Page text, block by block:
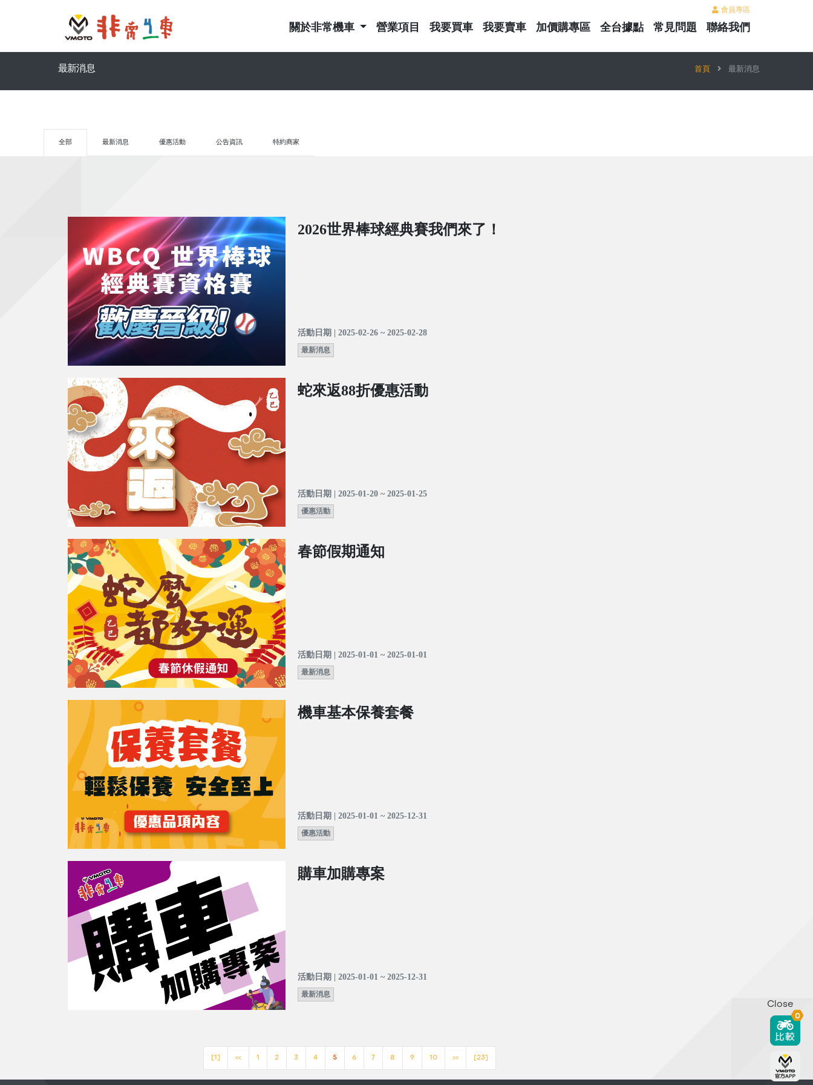
會員專區
關於非常機車 營業項目 我要買車 我要賣車 加價購專區 全台據點 常見問題 聯絡我們
最新消息 首頁 最新消息
全部 最新消息 優惠活動 公告資訊 特約商家
2026世界棒球經典賽我們來了！
活動日期 | 2025-02-26 ~ 2025-02-28
最新消息
蛇來返88折優惠活動
活動日期 | 2025-01-20 ~ 2025-01-25
優惠活動
春節假期通知
活動日期 | 2025-01-01 ~ 2025-01-01
最新消息
機車基本保養套餐
活動日期 | 2025-01-01 ~ 2025-12-31
優惠活動
購車加購專案
活動日期 | 2025-01-01 ~ 2025-12-31
最新消息
[1] << 1 2 3 4 5 6 7 8 9 10 >> [23]
Close
0